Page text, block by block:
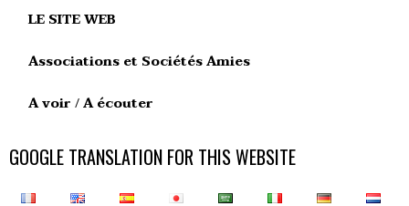
LE SITE WEB
Associations et Sociétés Amies
A voir / A écouter
GOOGLE TRANSLATION FOR THIS WEBSITE